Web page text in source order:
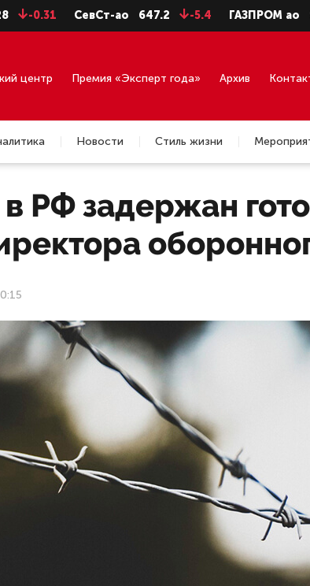
СевСт-ао 647.2 -5.4 ГАЗПРОМ ао 92.75
центр Премия «Эксперт года» Архив
Новости Стиль жизни
РФ задержан